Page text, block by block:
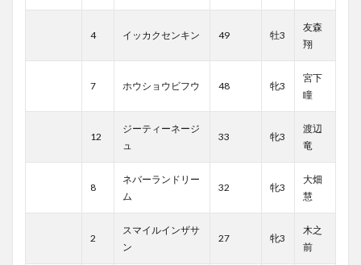
4 イッカクセンキン 49 牡3
友森
翔
7 ホウショウビフウ 48 牝3
宮下
瞳
12
ジーティーネージ
ュ
33 牝3
渡辺
竜
8
ネバーランドリー
ム
32 牝3
大畑
慧
2
スマイルインザサ
ン
27 牝3
木之
前